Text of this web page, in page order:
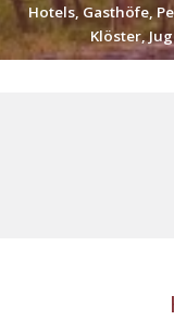
Hotels, Gasthöfe,
Klöster,